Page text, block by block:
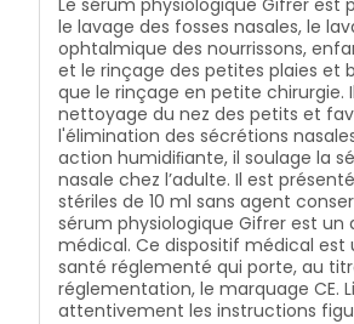
le lavage des fosses nasales, le
ophtalmique des nourrissons,
et le rinçage des petites plaies et
que le rinçage en petite chirurgie.
nettoyage du nez des petits et
l'élimination des sécrétions
action humidiﬁante, il soulage la
nasale chez l’adulte. Il est
stériles de 10 ml sans agent
sérum physiologique Gifrer est un
médical. Ce dispositif médical est
santé réglementé qui porte, au
réglementation, le marquage CE.
attentivement les instructions